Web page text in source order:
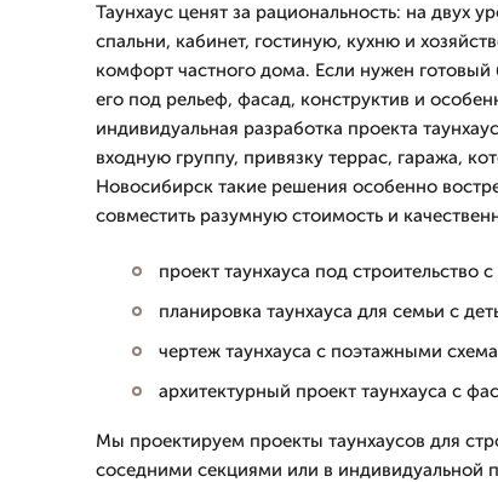
Таунхаус ценят за рациональность: на двух
спальни, кабинет, гостиную, кухню и
комфорт частного дома. Если нужен
его под рельеф, фасад, конструктив и
индивидуальная разработка проекта
входную группу, привязку террас, гаража,
Новосибирск такие решения особенно
совместить разумную стоимость и
проект таунхауса под
планировка таунхауса для семьи с
чертеж таунхауса с поэтажными
архитектурный проект таунхауса с
Мы проектируем проекты таунхаусов для
соседними секциями или в индивидуальной